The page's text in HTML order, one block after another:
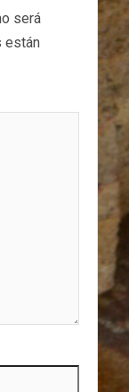
será
están